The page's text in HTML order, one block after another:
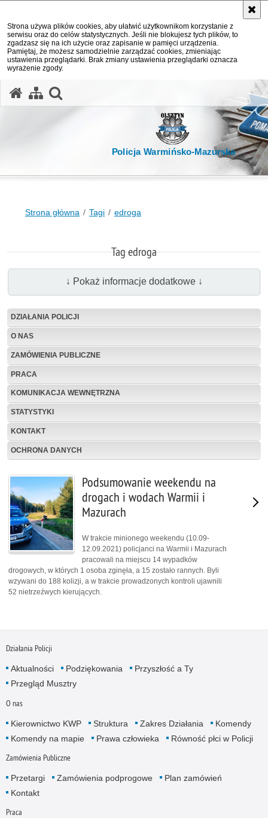
Strona używa plików cookies, aby ułatwić użytkownikom korzystanie z
serwisu oraz do celów statystycznych. Jeśli nie blokujesz tych plików, to
zgadzasz się na ich użycie oraz zapisanie w pamięci urządzenia.
Pamiętaj, że możesz samodzielnie zarządzać cookies, zmieniając
ustawienia przeglądarki. Brak zmiany ustawienia przeglądarki oznacza
wyrażenie zgody.
Policja Warmińsko-Mazurska
Strona główna Tagi edroga
Tag edroga
↓ Pokaż informacje dodatkowe ↓
DZIAŁANIA POLICJI
O NAS
ZAMÓWIENIA PUBLICZNE
PRACA
KOMUNIKACJA WEWNĘTRZNA
STATYSTYKI
KONTAKT
OCHRONA DANYCH
Podsumowanie weekendu na
drogach i wodach Warmii i
Mazurach
W trakcie minionego weekendu (10.09-
12.09.2021) policjanci na Warmii i Mazurach
pracowali na miejscu 14 wypadków
drogowych, w których 1 osoba zginęła, a 15 zostało rannych. Byli
wzywani do 188 kolizji, a w trakcie prowadzonych kontroli ujawnili
52 nietrzeźwych kierujących.
Działania Policji
Aktualności Podziękowania
Przyszłość a Ty
Przegląd Musztry
O nas
Kierownictwo KWP Struktura Zakres Działania
Komendy
Komendy na mapie
Prawa człowieka Równość płci w Policji
Zamówienia Publiczne
Przetargi Zamówienia podprogowe
Plan zamówień
Kontakt
Praca